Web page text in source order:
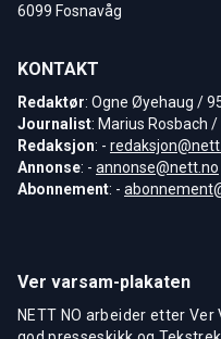
6099 Fosnavåg
KONTAKT
Redaktør: Ogne Øyehaug /
Journalist: Marius Rosbach
Redaksjon: -
Annonse: - annonse@nett.no
Abonnement: -
Ver varsam-plakaten
NETT NO arbeider etter